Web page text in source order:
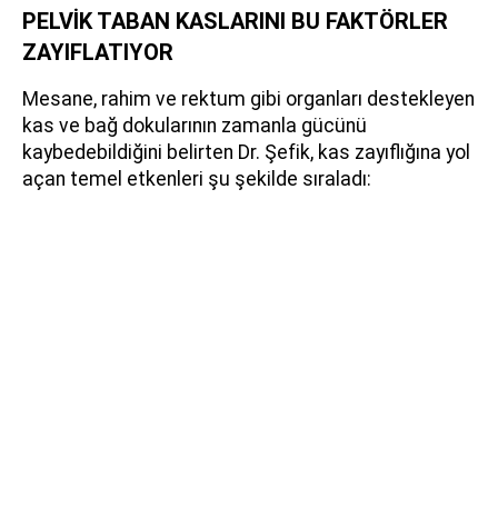
PELVİK TABAN KASLARINI BU FAKTÖRLER
ZAYIFLATIYOR
Mesane, rahim ve rektum gibi organları destekleyen
kas ve bağ dokularının zamanla gücünü
kaybedebildiğini belirten Dr. Şefik, kas zayıflığına yol
açan temel etkenleri şu şekilde sıraladı: